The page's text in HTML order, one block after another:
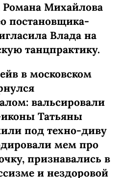
Михайлова
постановщика-
Влада на
танцпрактику.
в московском
вальсировали
Татьяны
под техно-диву
мем про
признавались в
и нездоровой